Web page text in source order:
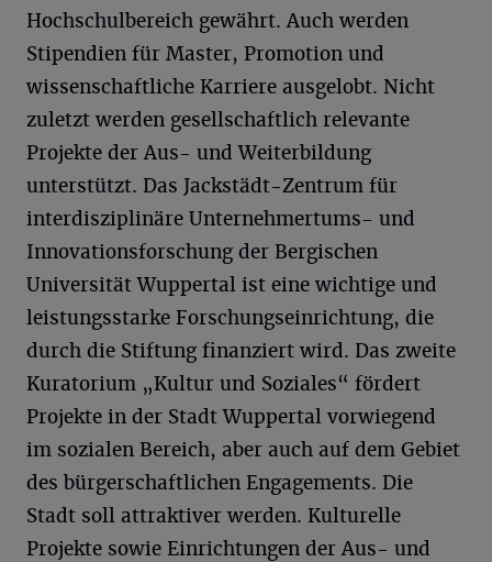
Hochschulbereich gewährt. Auch werden
Stipendien für Master, Promotion und
wissenschaftliche Karriere ausgelobt. Nicht
zuletzt werden gesellschaftlich relevante
Projekte der Aus- und Weiterbildung
unterstützt. Das Jackstädt-Zentrum für
interdisziplinäre Unternehmertums- und
Innovationsforschung der Bergischen
Universität Wuppertal ist eine wichtige und
leistungsstarke Forschungseinrichtung, die
durch die Stiftung finanziert wird. Das zweite
Kuratorium „Kultur und Soziales“ fördert
Projekte in der Stadt Wuppertal vorwiegend
im sozialen Bereich, aber auch auf dem Gebiet
des bürgerschaftlichen Engagements. Die
Stadt soll attraktiver werden. Kulturelle
Projekte sowie Einrichtungen der Aus- und